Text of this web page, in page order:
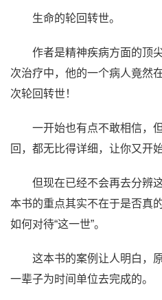
生命的轮回转世。
作者是精神疾病方面的顶
次治疗中，他的一个病人竟然
次轮回转世！
一开始也有点不敢相信，
回，都无比得详细，让你又
但现在已经不会再去分辨
本书的重点其实不在于是否真
如何对待“这一世”。
这本书的案例让人明白，
一辈子为时间单位去完成的。